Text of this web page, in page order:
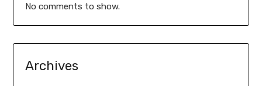
No comments to show.
Archives